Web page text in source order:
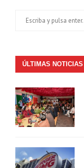
ÚLTIMAS NOTICIAS